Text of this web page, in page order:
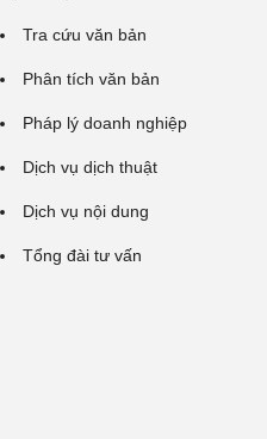
Tra cứu văn bản
Phân tích văn bản
Pháp lý doanh nghiệp
Dịch vụ dịch thuật
Dịch vụ nội dung
Tổng đài tư vấn